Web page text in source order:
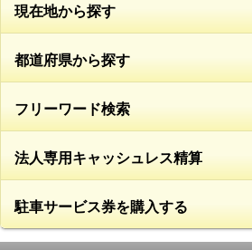
現在地から探す
都道府県から探す
フリーワード検索
法人専用キャッシュレス精算
駐車サービス券を購入する